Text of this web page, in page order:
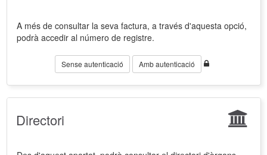
A més de consultar la seva factura, a través d'aquesta opció,
podrà accedir al número de registre.
Sense autenticació Amb autenticació
Directori